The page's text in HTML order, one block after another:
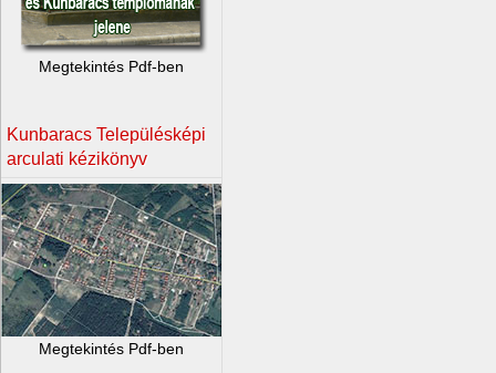
Megtekintés Pdf-ben
Kunbaracs Településképi
arculati kézikönyv
Megtekintés Pdf-ben